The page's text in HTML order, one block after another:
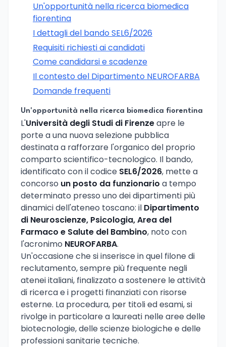
Un'opportunità nella ricerca biomedica
fiorentina
I dettagli del bando SEL6/2026
Requisiti richiesti ai candidati
Come candidarsi e scadenze
Il contesto del Dipartimento NEUROFARBA
Domande frequenti
Un'opportunità nella ricerca biomedica fiorentina
L'Università degli Studi di Firenzeapre le
porte a una nuova selezione pubblica
destinata a rafforzare l'organico del proprio
comparto scientifico-tecnologico. Il bando,
identificato con il codice SEL6/2026, mette a
concorso un posto da funzionario a tempo
determinato presso uno dei dipartimenti più
dinamici dell'ateneo toscano: il Dipartimento
di Neuroscienze, Psicologia, Area del
Farmaco e Salute del Bambino, noto con
l'acronimo NEUROFARBA.
Un'occasione che si inserisce in quel filone di
reclutamento, sempre più frequente negli
atenei italiani, finalizzato a sostenere le attività
di ricerca e i progetti finanziati con risorse
esterne. La procedura, per titoli ed esami, si
rivolge in particolare a laureati nelle aree delle
biotecnologie, delle scienze biologiche e delle
professioni sanitarie tecniche.